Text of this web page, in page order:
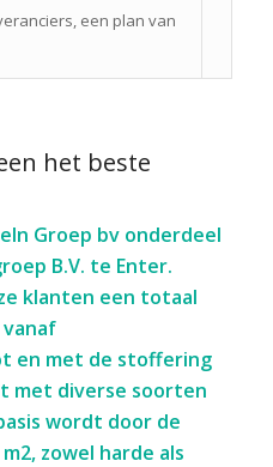
een plan van
het beste
Groep bv onderdeel
B.V. te Enter.
klanten een totaal
en met de stoffering
met diverse soorten
wordt door de
zowel harde als